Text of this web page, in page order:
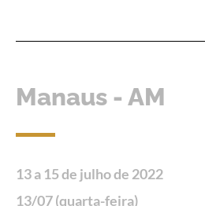
Manaus - AM
13 a 15 de julho de 2022
13/07 (quarta-feira)